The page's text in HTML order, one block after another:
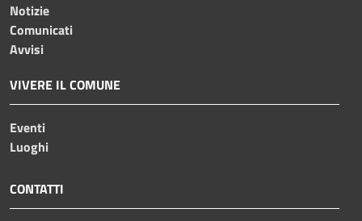
Notizie
Comunicati
Avvisi
VIVERE IL COMUNE
Eventi
Luoghi
CONTATTI